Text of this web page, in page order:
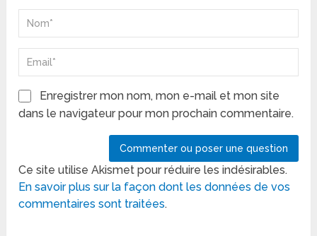
Enregistrer mon nom, mon e-mail et mon site
dans le navigateur pour mon prochain commentaire.
Ce site utilise Akismet pour réduire les indésirables.
En savoir plus sur la façon dont les données de vos
commentaires sont traitées.